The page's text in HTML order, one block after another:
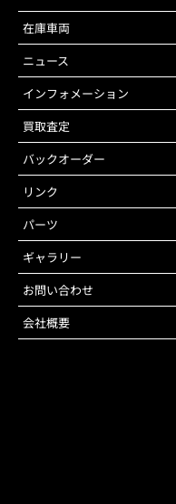
在庫車両
ニュース
インフォメーション
買取査定
バックオーダー
リンク
パーツ
ギャラリー
お問い合わせ
会社概要